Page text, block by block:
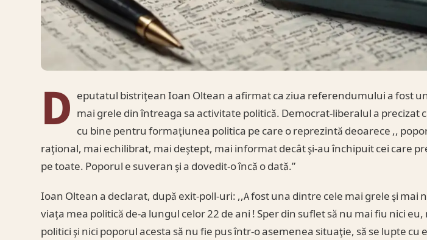
D eputatul bistriţean Ioan Oltean a afirmat ca ziua referendumului a fost
mai grele din întreaga sa activitate politică. Democrat-liberalul a precizat
cu bine pentru formaţiunea politica pe care o reprezintă deoarece ,,
raţional, mai echilibrat, mai deştept, mai informat decât şi-au închipuit cei care
pe toate. Poporul e suveran şi a dovedit-o încă o dată.”
Ioan Oltean a declarat, după exit-poll-uri: ,,A fost una dintre cele mai grele şi mai
viaţa mea politică de-a lungul celor 22 de ani ! Sper din suflet să nu mai fiu nici
politici şi nici poporul acesta să nu fie pus într-o asemenea situaţie, să se lupte cu